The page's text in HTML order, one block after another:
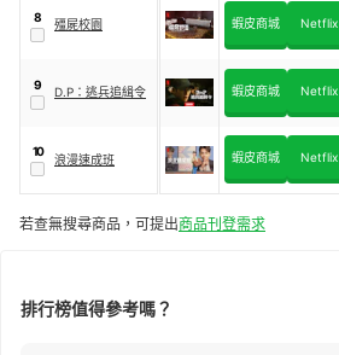
8 殭屍校園 蝦皮商城 Netflix
9 D.P：逃兵追緝令 蝦皮商城 Netflix
10
浪漫速成班 蝦皮商城 Netflix
若查無搜尋商品，可提出商品刊登需求
排行榜值得參考嗎？